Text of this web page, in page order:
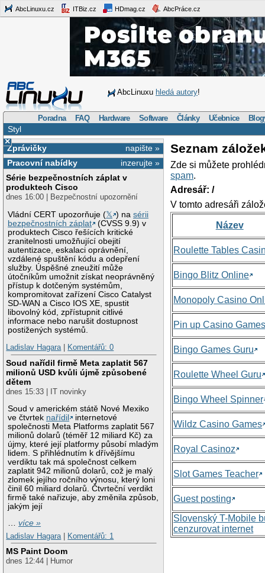
AbcLinuxu.cz ITBiz.cz HDmag.cz AbcPráce.cz
AbcLinuxu hledá autory!
Poradna FAQ Hardware Software Články Učebnice
Styl
×
napište »
Zprávičky
inzerujte »
Pracovní nabídky
Série bezpečnostních záplat v
produktech Cisco
dnes 16:00 | Bezpečnostní upozornění
Vládní CERT upozorňuje (𝕏 ) nasérii
bezpečnostních záplat
(CVSS 9.9) v
produktech Cisco řešících kritické
zranitelnosti umožňující obejití
autentizace, eskalaci oprávnění,
vzdálené spuštění kódu a odepření
služby. Úspěšné zneužití může
útočníkům umožnit získat neoprávněný
přístup k dotčeným systémům,
kompromitovat zařízení Cisco Catalyst
SD-WAN a Cisco IOS XE, spustit
libovolný kód, zpřístupnit citlivé
informace nebo narušit dostupnost
postižených systémů.
Ladislav Hagara| Komentářů: 0
Soud nařídil firmě Meta zaplatit 567
milionů USD kvůli újmě způsobené
dětem
dnes 15:33 | IT novinky
Soud v americkém státě Nové Mexiko
ve čtvrtek nařídil
internetové
společnosti Meta Platforms zaplatit 567
milionů dolarů (téměř 12 miliard Kč) za
újmy, které její platformy působí mladým
lidem. S přihlédnutím k dřívějšímu
verdiktu tak má společnost celkem
zaplatit 942 milionů dolarů, což je malý
zlomek jejího ročního výnosu, který loni
činil 60 miliard dolarů. Čtvrteční verdikt
firmě také nařizuje, aby změnila způsob,
jakým její
…více »
Ladislav Hagara
Komentářů: 1
MS Paint Doom
dnes 12:44 | Humor
Seznam
Zde si můžete
spam.
Adresář: /
V tomto adresáři
Název
Roulette Tables
Bingo Blitz Online
Monopoly Casino
Pin up Casino
Bingo Games Guru
Roulette Wheel Guru
Bingo Wheel Spinner
Wildz Casino Games
Royal Casinoz
Slot Games Teacher
Guest posting
Slovenský T-Mobile
cenzurovat internet